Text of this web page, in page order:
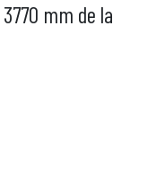
mm de la